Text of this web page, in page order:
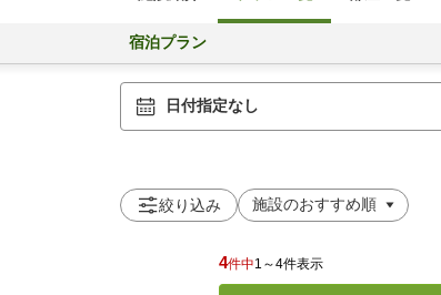
宿泊プラン
日付指定なし
絞り込み
4件中1～4件表示